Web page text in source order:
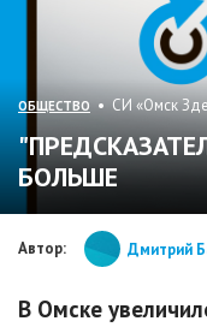
ОБЩЕСТВО • СИ «Омск
БОЛЬШЕ
Автор: Дмитрий
В Омске